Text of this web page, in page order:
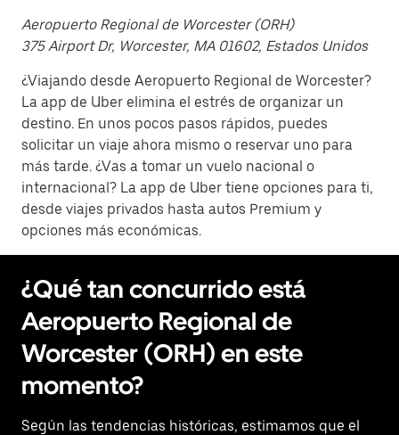
Aeropuerto Regional de Worcester (ORH)
375 Airport Dr, Worcester, MA 01602, Estados Unidos
¿Viajando desde Aeropuerto Regional de Worcester?
La app de Uber elimina el estrés de organizar un
destino. En unos pocos pasos rápidos, puedes
solicitar un viaje ahora mismo o reservar uno para
más tarde. ¿Vas a tomar un vuelo nacional o
internacional? La app de Uber tiene opciones para ti,
desde viajes privados hasta autos Premium y
opciones más económicas.
¿Qué tan concurrido está
Aeropuerto Regional de
Worcester (ORH) en este
momento?
Según las tendencias históricas, estimamos que el